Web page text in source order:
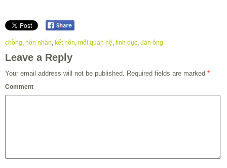
chồng, hôn nhân, kết hôn, mối quan hệ, tình dục, đàn ông
Leave a Reply
Your email address will not be published. Required fields are marked *
Comment